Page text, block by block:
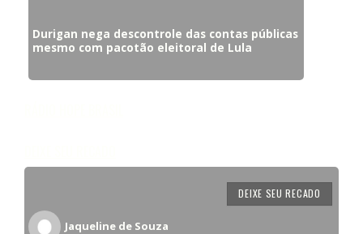
Durigan nega descontrole das contas públicas
mesmo com pacotão eleitoral de Lula
DEIXE SEU RECADO
Jaqueline de Souza